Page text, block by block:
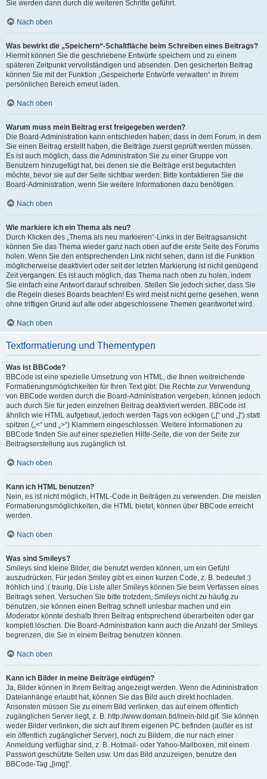
Sie werden dann durch die weiteren Schritte geführt.
Nach oben
Was bewirkt die „Speichern“-Schaltfläche beim Schreiben eines Beitrags?
Hiermit können Sie die geschriebene Entwürfe speichern und zu einem
späteren Zeitpunkt vervollständigen und absenden. Den gesicherten Beitrag
können Sie mit der Funktion „Gespeicherte Entwürfe verwalten“ in Ihrem
persönlichen Bereich erneut laden.
Nach oben
Warum muss mein Beitrag erst freigegeben werden?
Die Board-Administration kann entschieden haben, dass in dem Forum, in dem
Sie einen Beitrag erstellt haben, die Beiträge zuerst geprüft werden müssen.
Es ist auch möglich, dass die Administration Sie zu einer Gruppe von
Benutzern hinzugefügt hat, bei denen sie die Beiträge erst begutachten
möchte, bevor sie auf der Seite sichtbar werden. Bitte kontaktieren Sie die
Board-Administration, wenn Sie weitere Informationen dazu benötigen.
Nach oben
Wie markiere ich ein Thema als neu?
Durch Klicken des „Thema als neu markieren“-Links in der Beitragsansicht
können Sie das Thema wieder ganz nach oben auf die erste Seite des Forums
holen. Wenn Sie den entsprechenden Link nicht sehen, dann ist die Funktion
möglicherweise deaktiviert oder seit der letzten Markierung ist nicht genügend
Zeit vergangen. Es ist auch möglich, das Thema nach oben zu holen, indem
Sie einfach eine Antwort darauf schreiben. Stellen Sie jedoch sicher, dass Sie
die Regeln dieses Boards beachten! Es wird meist nicht gerne gesehen, wenn
ohne triftigen Grund auf alte oder abgeschlossene Themen geantwortet wird.
Nach oben
Textformatierung und Thementypen
Was ist BBCode?
BBCode ist eine spezielle Umsetzung von HTML, die Ihnen weitreichende
Formatierungsmöglichkeiten für Ihren Text gibt. Die Rechte zur Verwendung
von BBCode werden durch die Board-Administration vergeben, können jedoch
auch durch Sie für jeden einzelnen Beitrag deaktiviert werden. BBCode ist
ähnlich wie HTML aufgebaut, jedoch werden Tags von eckigen („[“ und „]“) statt
spitzen („<“ und „>“) Klammern eingeschlossen. Weitere Informationen zu
BBCode finden Sie auf einer speziellen Hilfe-Seite, die von der Seite zur
Beitragserstellung aus zugänglich ist.
Nach oben
Kann ich HTML benutzen?
Nein, es ist nicht möglich, HTML-Code in Beiträgen zu verwenden. Die meisten
Formatierungsmöglichkeiten, die HTML bietet, können über BBCode erreicht
werden.
Nach oben
Was sind Smileys?
Smileys sind kleine Bilder, die benutzt werden können, um ein Gefühl
auszudrücken. Für jeden Smiley gibt es einen kurzen Code, z. B. bedeutet :)
fröhlich und :( traurig. Die Liste aller Smileys können Sie beim Verfassen eines
Beitrags sehen. Versuchen Sie bitte trotzdem, Smileys nicht zu häufig zu
benutzen, sie können einen Beitrag schnell unlesbar machen und ein
Moderator könnte deshalb Ihren Beitrag entsprechend überarbeiten oder gar
komplett löschen. Die Board-Administration kann auch die Anzahl der Smileys
begrenzen, die Sie in einem Beitrag benutzen können.
Nach oben
Kann ich Bilder in meine Beiträge einfügen?
Ja, Bilder können in Ihrem Beitrag angezeigt werden. Wenn die Administration
Dateianhänge erlaubt hat, können Sie das Bild auch direkt hochladen.
Ansonsten müssen Sie zu einem Bild verlinken, das auf einem öffentlich
zugänglichen Server liegt, z. B. http://www.domain.tld/mein-bild.gif. Sie können
weder Bilder verlinken, die sich auf Ihrem eigenen PC befinden (außer es ist
ein öffentlich zugänglicher Server), noch zu Bildern, die nur nach einer
Anmeldung verfügbar sind, z. B. Hotmail- oder Yahoo-Mailboxen, mit einem
Passwort geschützte Seiten usw. Um das Bild anzuzeigen, benutze den
BBCode-Tag „[img]“.